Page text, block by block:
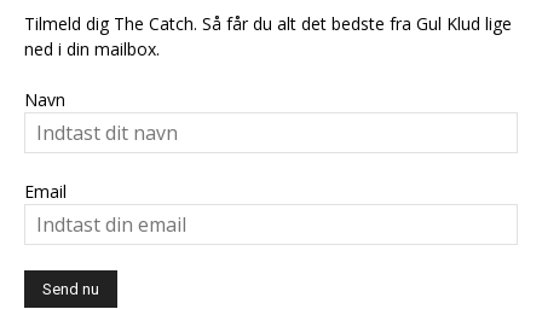
Tilmeld dig The Catch. Så får du alt det bedste fra Gul Klud lige
ned i din mailbox.
Navn
Email